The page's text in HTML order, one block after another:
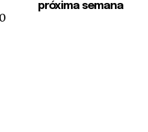
próxima semana